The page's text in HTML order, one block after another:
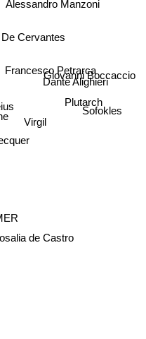
Plutarch
Sofokles
Giovanni Boccaccio
Dante Alighieri
Francesco Petrarca
Virgil
Alessandro Manzoni
de Castro
Cervantes